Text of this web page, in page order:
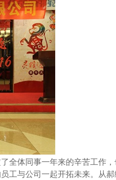
全体同事一年来的辛苦工作，
工与公司一起开拓未来。从